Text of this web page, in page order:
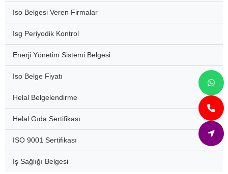
Iso Belgesi Veren Firmalar
Isg Periyodik Kontrol
Enerji Yönetim Sistemi Belgesi
Iso Belge Fiyatı
Helal Belgelendirme
Helal Gıda Sertifikası
ISO 9001 Sertifikası
Iş Sağlığı Belgesi